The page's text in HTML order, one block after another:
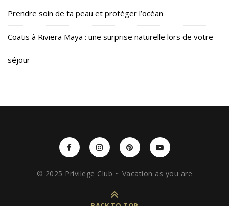
Prendre soin de ta peau et protéger l’océan
Coatis à Riviera Maya : une surprise naturelle lors de votre
séjour
© 2025 Privilege Club ~ Vacation as you are